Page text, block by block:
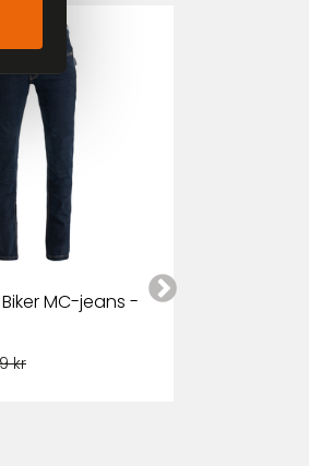
MC-jeans -
kr